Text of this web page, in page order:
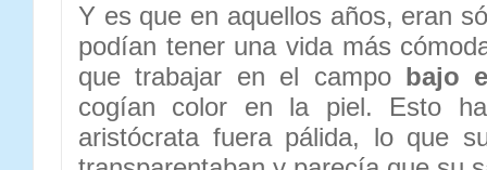
Y es que en aquellos años, eran
podían tener una vida más
que trabajar en el campo bajo
cogían color en la piel. Esto
aristócrata fuera pálida, lo que